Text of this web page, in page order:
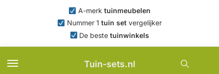
A-merk tuinmeubelen
Nummer 1 tuin set vergelijker
De bestetuinwinkels
Tuin-sets.nl